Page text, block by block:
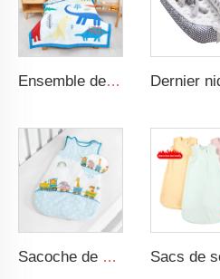
Ensemble de literie pour enfant avec motif dinosaure pour bébé garçon
Sacoche de sommeil 100 % coton, couverture portative adaptée aux nouveau-nés et nourrissons, transition d'emmaillotage